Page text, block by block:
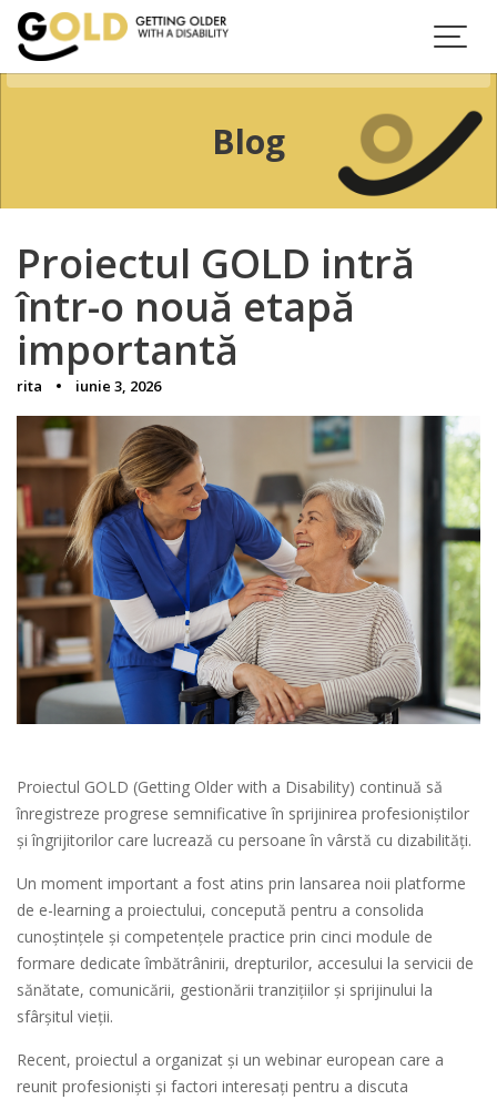
Skip
content
Blog
Proiectul GOLD intră
într-o nouă etapă
importantă
rita iunie 3, 2026
Proiectul GOLD (Getting Older with a Disability) continuă să
înregistreze progrese semnificative în sprijinirea profesioniștilor
și îngrijitorilor care lucrează cu persoane în vârstă cu dizabilități.
Un moment important a fost atins prin lansarea noii platforme
de e-learning a proiectului, concepută pentru a consolida
cunoștințele și competențele practice prin cinci module de
formare dedicate îmbătrânirii, drepturilor, accesului la servicii de
sănătate, comunicării, gestionării tranzițiilor și sprijinului la
sfârșitul vieții.
Recent, proiectul a organizat și un webinar european care a
reunit profesioniști și factori interesați pentru a discuta